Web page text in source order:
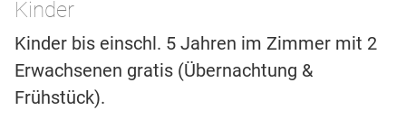
Kinder
Kinder bis einschl. 5 Jahren im Zimmer mit 2
Erwachsenen gratis (Übernachtung &
Frühstück).